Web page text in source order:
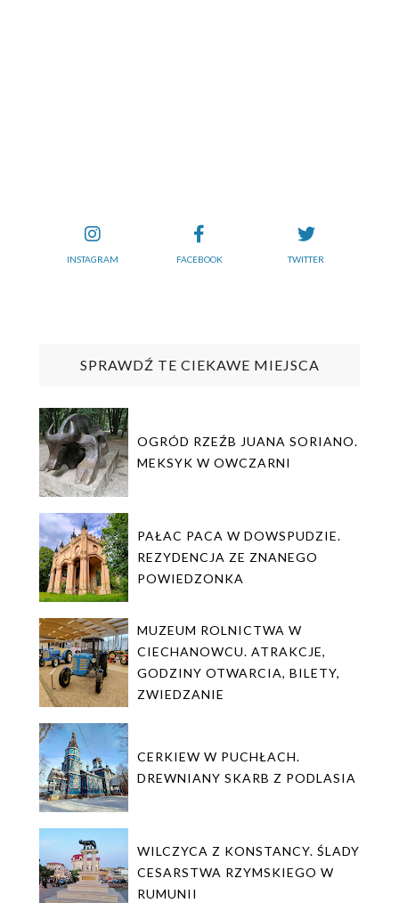
INSTAGRAM FACEBOOK TWITTER
SPRAWDŹ TE CIEKAWE MIEJSCA
OGRÓD RZEŹB JUANA SORIANO.
MEKSYK W OWCZARNI
PAŁAC PACA W DOWSPUDZIE.
REZYDENCJA ZE ZNANEGO
POWIEDZONKA
MUZEUM ROLNICTWA W
CIECHANOWCU. ATRAKCJE,
GODZINY OTWARCIA, BILETY,
ZWIEDZANIE
CERKIEW W PUCHŁACH.
DREWNIANY SKARB Z PODLASIA
WILCZYCA Z KONSTANCY. ŚLADY
CESARSTWA RZYMSKIEGO W
RUMUNII